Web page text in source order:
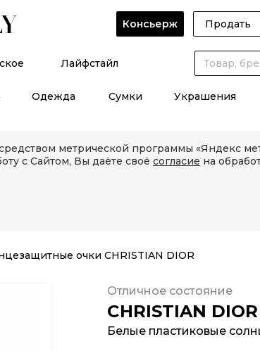
Консьерж Продать
Лайфстайл
Одежда Сумки Украшения
метрической программы «Яндекс
с Сайтом, Вы даёте своё согласие на
очки CHRISTIAN DIOR
CHRISTIAN DIOR
Белые пластиковые
Отличное состояние